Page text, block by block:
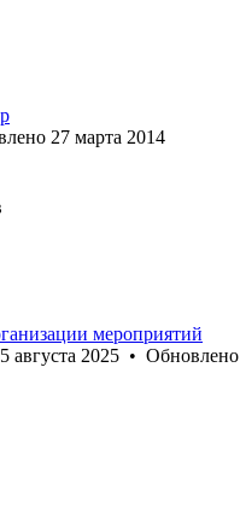
27 марта 2014
мероприятий
августа 2025 • Обновлено